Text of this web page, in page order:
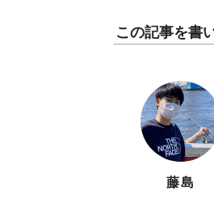
この記事を書
藤島